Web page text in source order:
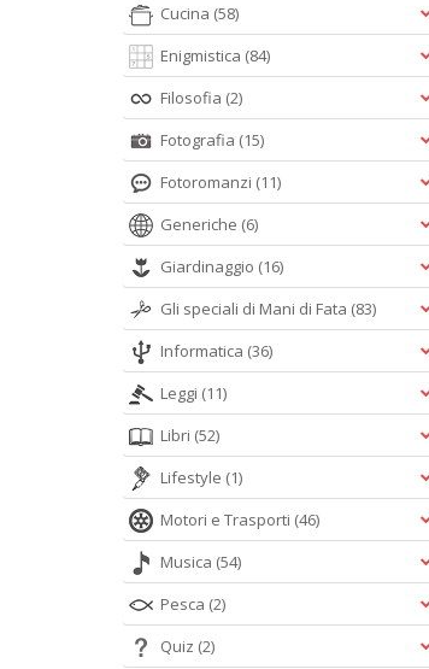
Cucina (58)
Enigmistica (84)
Filosofia (2)
Fotografia (15)
Fotoromanzi (11)
Generiche (6)
Giardinaggio (16)
Gli speciali di Mani di Fata (83)
Informatica (36)
Leggi (11)
Libri (52)
Lifestyle (1)
Motori e Trasporti (46)
Musica (54)
Pesca (2)
Quiz (2)